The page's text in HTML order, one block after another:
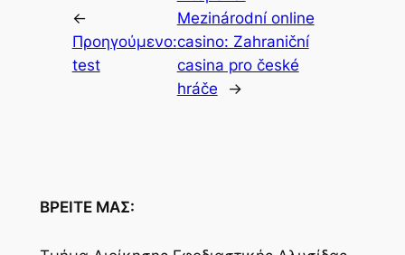
←
Προηγούμενο:
test
Mezinárodní online
casino: Zahraniční
casina pro české
hráče
→
ΒΡΕΙΤΕ ΜΑΣ: